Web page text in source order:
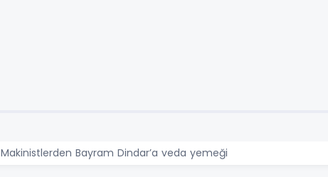
Makinistlerden Bayram Dindar’a veda yemeği